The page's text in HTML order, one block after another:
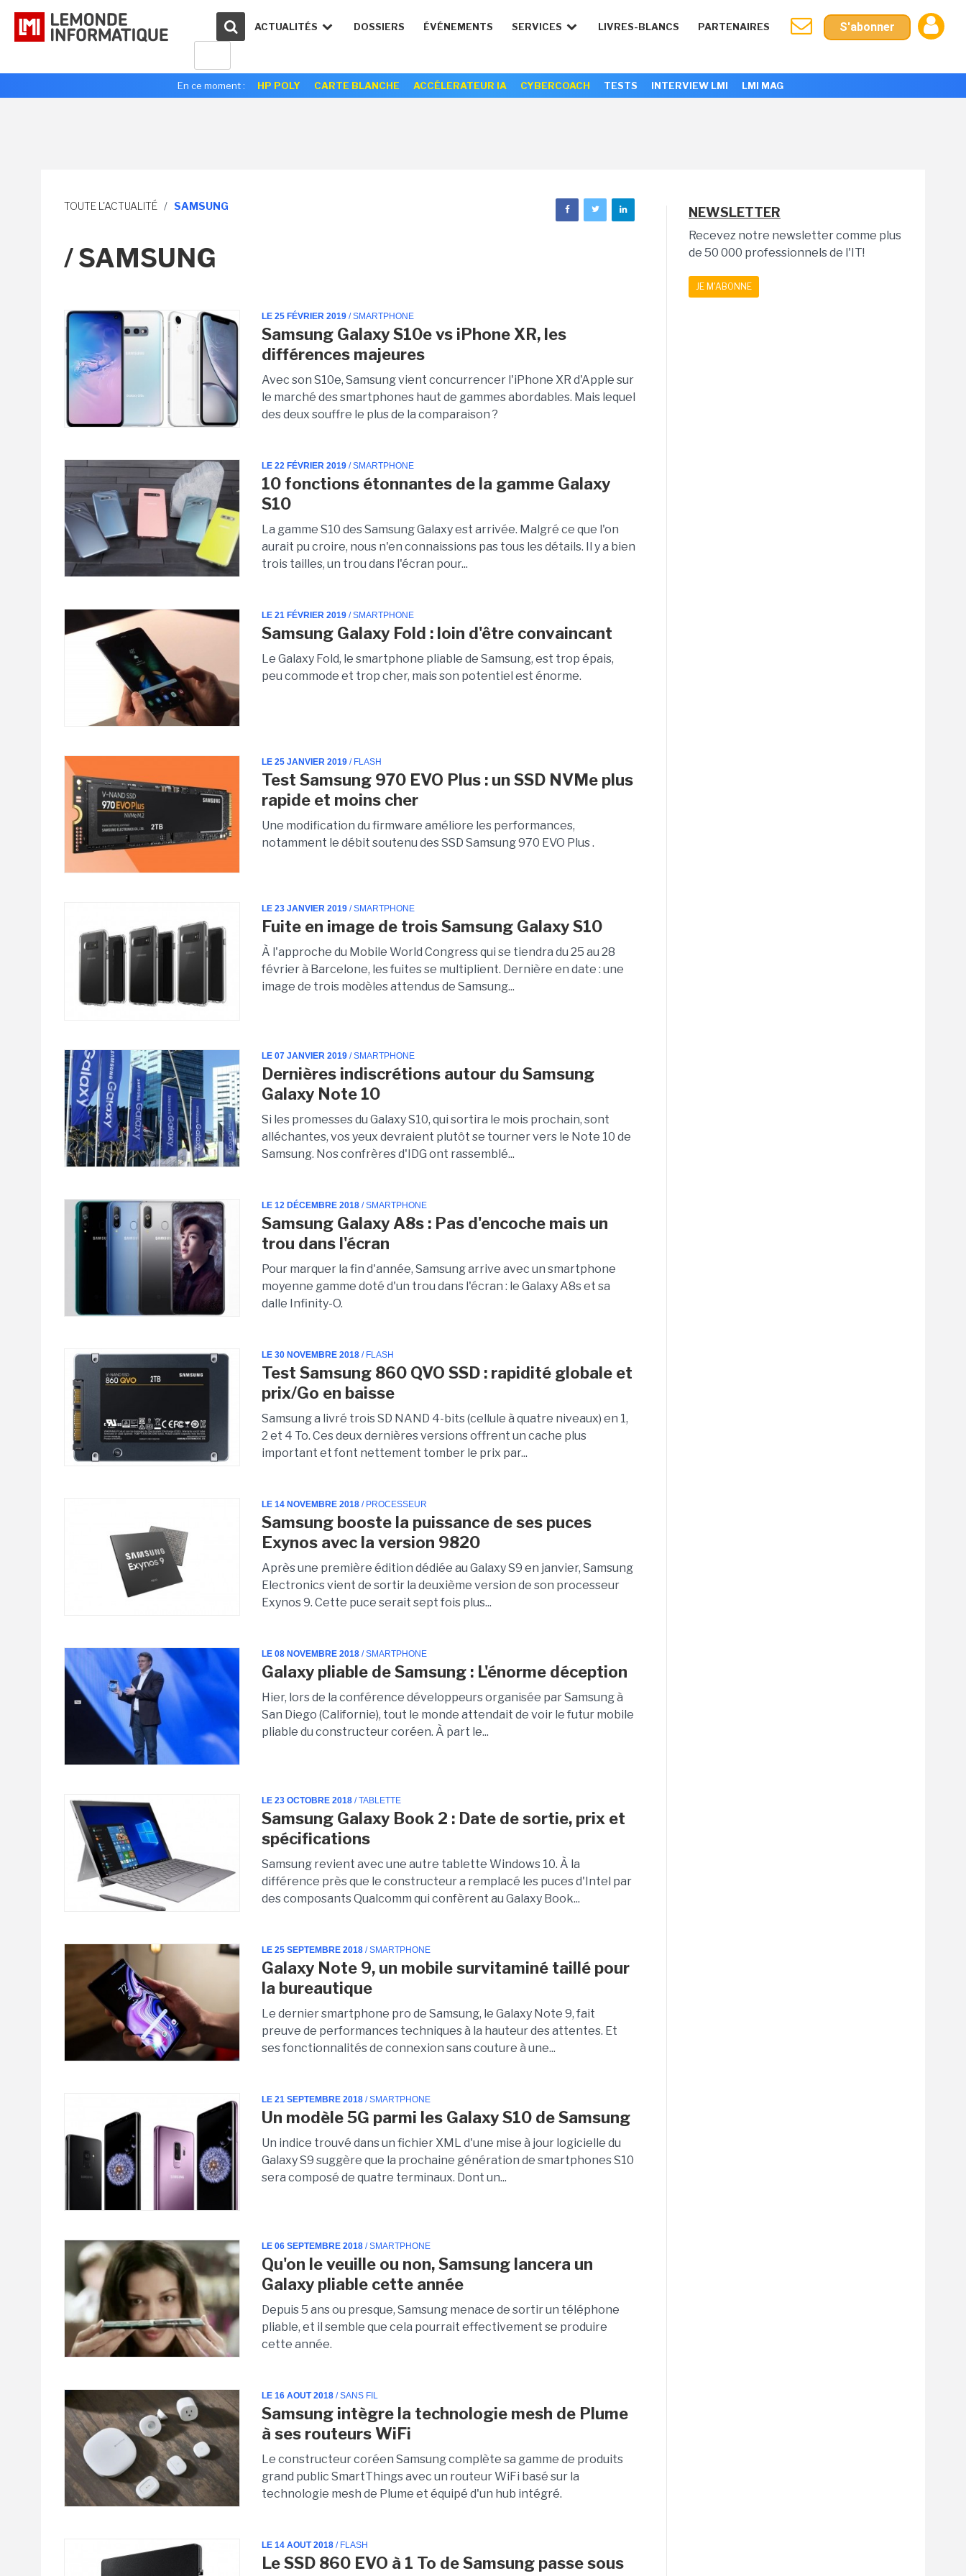
ACTUALITÉS DOSSIERS ÉVÉNEMENTS SERVICES LIVRES-BLANCS PARTENAIRES S'abonner
En ce moment : HP POLY CARTE BLANCHE ACCÉLERATEUR IA CYBERCOACH TESTS INTERVIEW LMI LMI MAG
TOUTE L'ACTUALITÉ / SAMSUNG
/ SAMSUNG
LE 25 FÉVRIER 2019 / SMARTPHONE
Samsung Galaxy S10e vs iPhone XR, les
différences majeures
Avec son S10e, Samsung vient concurrencer l'iPhone XR d'Apple sur
le marché des smartphones haut de gammes abordables. Mais lequel
des deux souffre le plus de la comparaison ?
LE 22 FÉVRIER 2019 / SMARTPHONE
10 fonctions étonnantes de la gamme Galaxy
S10
La gamme S10 des Samsung Galaxy est arrivée. Malgré ce que l'on
aurait pu croire, nous n'en connaissions pas tous les détails. Il y a bien
trois tailles, un trou dans l'écran pour...
LE 21 FÉVRIER 2019 / SMARTPHONE
Samsung Galaxy Fold : loin d'être convaincant
Le Galaxy Fold, le smartphone pliable de Samsung, est trop épais,
peu commode et trop cher, mais son potentiel est énorme.
LE 25 JANVIER 2019 / FLASH
Test Samsung 970 EVO Plus : un SSD NVMe plus
rapide et moins cher
Une modification du firmware améliore les performances,
notamment le débit soutenu des SSD Samsung 970 EVO Plus .
LE 23 JANVIER 2019 / SMARTPHONE
Fuite en image de trois Samsung Galaxy S10
À l'approche du Mobile World Congress qui se tiendra du 25 au 28
février à Barcelone, les fuites se multiplient. Dernière en date : une
image de trois modèles attendus de Samsung...
LE 07 JANVIER 2019 / SMARTPHONE
Dernières indiscrétions autour du Samsung
Galaxy Note 10
Si les promesses du Galaxy S10, qui sortira le mois prochain, sont
alléchantes, vos yeux devraient plutôt se tourner vers le Note 10 de
Samsung. Nos confrères d'IDG ont rassemblé...
LE 12 DÉCEMBRE 2018 / SMARTPHONE
Samsung Galaxy A8s : Pas d'encoche mais un
trou dans l'écran
Pour marquer la fin d'année, Samsung arrive avec un smartphone
moyenne gamme doté d'un trou dans l'écran : le Galaxy A8s et sa
dalle Infinity-O.
LE 30 NOVEMBRE 2018 / FLASH
Test Samsung 860 QVO SSD : rapidité globale et
prix/Go en baisse
Samsung a livré trois SD NAND 4-bits (cellule à quatre niveaux) en 1,
2 et 4 To. Ces deux dernières versions offrent un cache plus
important et font nettement tomber le prix par...
LE 14 NOVEMBRE 2018 / PROCESSEUR
Samsung booste la puissance de ses puces
Exynos avec la version 9820
Après une première édition dédiée au Galaxy S9 en janvier, Samsung
Electronics vient de sortir la deuxième version de son processeur
Exynos 9. Cette puce serait sept fois plus...
LE 08 NOVEMBRE 2018 / SMARTPHONE
Galaxy pliable de Samsung : L'énorme déception
Hier, lors de la conférence développeurs organisée par Samsung à
San Diego (Californie), tout le monde attendait de voir le futur mobile
pliable du constructeur coréen. À part le...
LE 23 OCTOBRE 2018 / TABLETTE
Samsung Galaxy Book 2 : Date de sortie, prix et
spécifications
Samsung revient avec une autre tablette Windows 10. À la
différence près que le constructeur a remplacé les puces d'Intel par
des composants Qualcomm qui confèrent au Galaxy Book...
LE 25 SEPTEMBRE 2018 / SMARTPHONE
Galaxy Note 9, un mobile survitaminé taillé pour
la bureautique
Le dernier smartphone pro de Samsung, le Galaxy Note 9, fait
preuve de performances techniques à la hauteur des attentes. Et
ses fonctionnalités de connexion sans couture à une...
LE 21 SEPTEMBRE 2018 / SMARTPHONE
Un modèle 5G parmi les Galaxy S10 de Samsung
Un indice trouvé dans un fichier XML d'une mise à jour logicielle du
Galaxy S9 suggère que la prochaine génération de smartphones S10
sera composé de quatre terminaux. Dont un...
LE 06 SEPTEMBRE 2018 / SMARTPHONE
Qu'on le veuille ou non, Samsung lancera un
Galaxy pliable cette année
Depuis 5 ans ou presque, Samsung menace de sortir un téléphone
pliable, et il semble que cela pourrait effectivement se produire
cette année.
LE 16 AOUT 2018 / SANS FIL
Samsung intègre la technologie mesh de Plume
à ses routeurs WiFi
Le constructeur coréen Samsung complète sa gamme de produits
grand public SmartThings avec un routeur WiFi basé sur la
technologie mesh de Plume et équipé d'un hub intégré.
LE 14 AOUT 2018 / FLASH
Le SSD 860 EVO à 1 To de Samsung passe sous
NEWSLETTER
Recevez notre newsletter comme plus
de 50 000 professionnels de l'IT!
JE M'ABONNE